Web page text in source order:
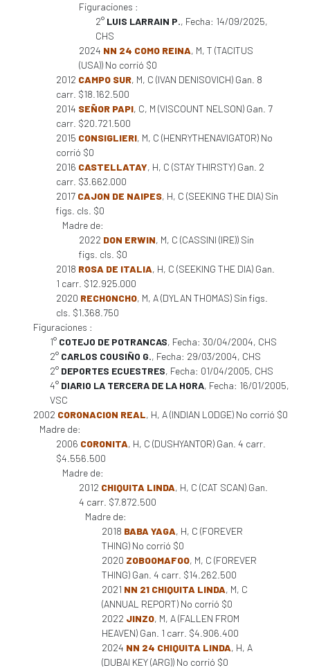
Figuraciones :
2° LUIS LARRAIN P., Fecha: 14/09/2025,
CHS
2024 NN 24 COMO REINA, M, T (TACITUS
(USA)) No corrió $0
2012 CAMPO SUR, M, C (IVAN DENISOVICH) Gan. 8
carr. $18.162.500
2014 SEÑOR PAPI, C, M (VISCOUNT NELSON) Gan. 7
carr. $20.721.500
2015 CONSIGLIERI, M, C (HENRYTHENAVIGATOR) No
corrió $0
2016 CASTELLATAY, H, C (STAY THIRSTY) Gan. 2
carr. $3.662.000
2017 CAJON DE NAIPES, H, C (SEEKING THE DIA) Sin
figs. cls. $0
Madre de:
2022 DON ERWIN, M, C (CASSINI (IRE)) Sin
figs. cls. $0
2018 ROSA DE ITALIA, H, C (SEEKING THE DIA) Gan.
1 carr. $12.925.000
2020 RECHONCHO, M, A (DYLAN THOMAS) Sin figs.
cls. $1.368.750
Figuraciones :
1° COTEJO DE POTRANCAS, Fecha: 30/04/2004, CHS
2° CARLOS COUSIÑO G., Fecha: 29/03/2004, CHS
2° DEPORTES ECUESTRES, Fecha: 01/04/2005, CHS
4° DIARIO LA TERCERA DE LA HORA, Fecha: 16/01/2005,
VSC
2002 CORONACION REAL, H, A (INDIAN LODGE) No corrió $0
Madre de:
2006 CORONITA, H, C (DUSHYANTOR) Gan. 4 carr.
$4.556.500
Madre de:
2012 CHIQUITA LINDA, H, C (CAT SCAN) Gan.
4 carr. $7.872.500
Madre de:
2018 BABA YAGA, H, C (FOREVER
THING) No corrió $0
2020 ZOBOOMAFOO, M, C (FOREVER
THING) Gan. 4 carr. $14.262.500
2021 NN 21 CHIQUITA LINDA, M, C
(ANNUAL REPORT) No corrió $0
2022 JINZO, M, A (FALLEN FROM
HEAVEN) Gan. 1 carr. $4.906.400
2024 NN 24 CHIQUITA LINDA, H, A
(DUBAI KEY (ARG)) No corrió $0